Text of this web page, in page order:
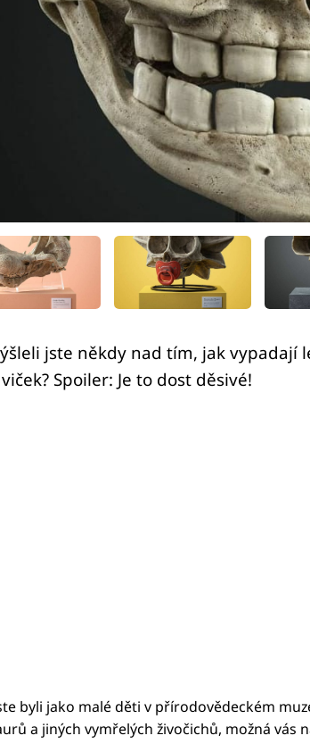
jste někdy nad tím, jak vypadají
Spoiler: Je to dost děsivé!
byli jako malé děti v přírodovědeckém
a jiných vymřelých živočichů, možná vás